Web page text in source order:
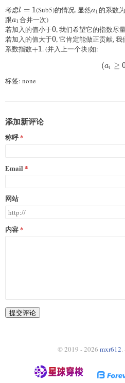
考虑l=1
l = 1(Sub5)的情况. 显然a_1
a1 的系数为
跟a_1
a1合并一次)
若加入的值小于0
0, 我们希望它的指数尽
若加入的值大于0
0, 它肯定能做正贡献,
系数指数+1
+1. (并入上一个块)如:
(ai ≥
标签: none
添加新评论
称呼
Email
网站
内容
提交评论
© 2019 - 2026 mxr612.